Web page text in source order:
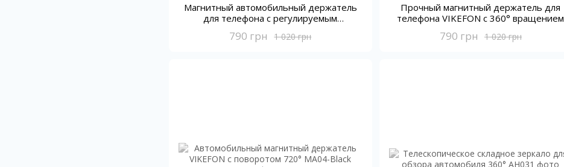
Магнитный автомобильный держатель
для телефона с регулируемым
1 020 грн
790 грн
Прочный магнитный держатель для
телефона VIKEFON с 360° вращением
1 020 грн
790 грн